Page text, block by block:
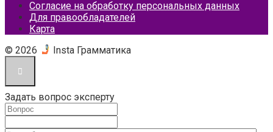
Согласие на обработку персональных данных
Для правообладателей
Карта
© 2026
Insta Грамматика
Задать вопрос эксперту